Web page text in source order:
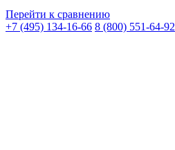
Перейти к сравнению
+7 (495) 134-16-66 8 (800) 551-64-92